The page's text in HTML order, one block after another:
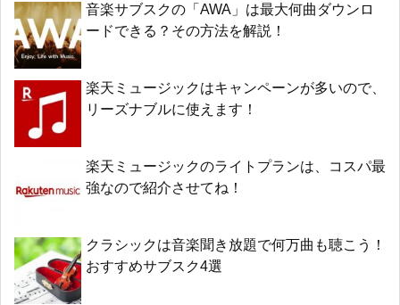
音楽サブスクの「AWA」は最大何曲ダウンロ
ードできる？その方法を解説！
楽天ミュージックはキャンペーンが多いので、
リーズナブルに使えます！
楽天ミュージックのライトプランは、コスパ最
強なので紹介させてね！
クラシックは音楽聞き放題で何万曲も聴こう！
おすすめサブスク4選